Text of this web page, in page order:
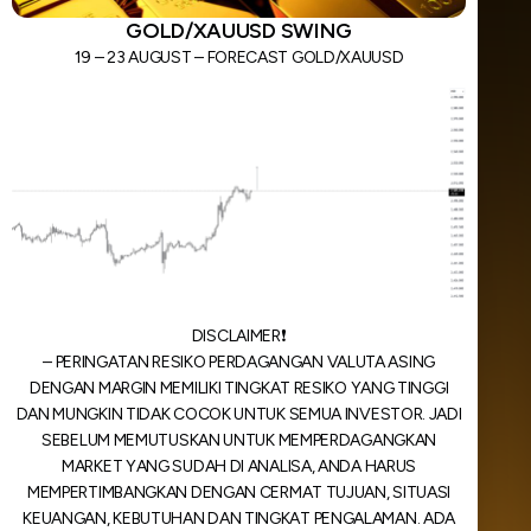
GOLD/XAUUSD SWING
19 – 23 AUGUST – FORECAST GOLD/XAUUSD
DISCLAIMER❗️
– PERINGATAN RESIKO PERDAGANGAN VALUTA ASING
DENGAN MARGIN MEMILIKI TINGKAT RESIKO YANG TINGGI
DAN MUNGKIN TIDAK COCOK UNTUK SEMUA INVESTOR. JADI
SEBELUM MEMUTUSKAN UNTUK MEMPERDAGANGKAN
MARKET YANG SUDAH DI ANALISA, ANDA HARUS
MEMPERTIMBANGKAN DENGAN CERMAT TUJUAN, SITUASI
KEUANGAN, KEBUTUHAN DAN TINGKAT PENGALAMAN. ADA